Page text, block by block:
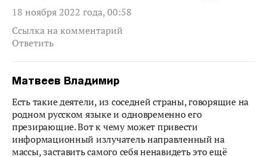
18 ноября 2022 года, 00:58
Ссылка на комментарий
Ответить
Матвеев Владимир
Есть такие деятели, из соседней страны, говорящие на
родном русском языке и одновременно его
презирающие. Вот к чему может привести
информационный излучатель направленный на
массы, заставить самого себя ненавидеть это ещё